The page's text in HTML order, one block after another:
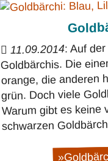
11.09.2014: Auf
Goldbärchis. Die
orange, die anderen
grün. Doch viele
Warum gibt es keine
schwarzen